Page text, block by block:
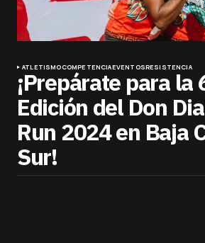
ATLETISMOCOMPETENCIAEVENTOSRESISTENCIA
¡Prepárate para la
Edición del Don
Run 2024 en Baja
Sur!